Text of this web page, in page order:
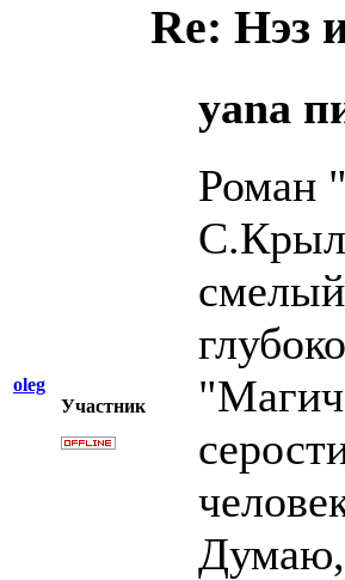
oleg
Участник
Re: Нэз
yana
Роман
Думаю,